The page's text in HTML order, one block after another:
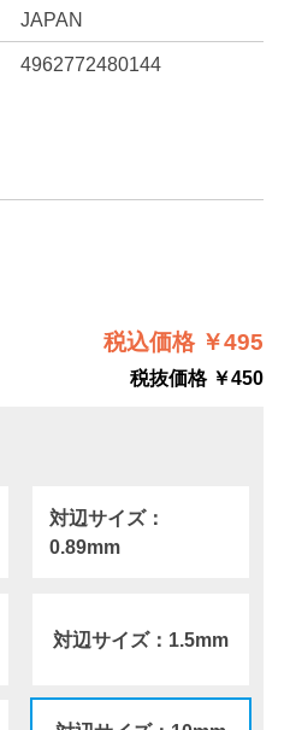
JAPAN
4962772480144
税込価格 ￥495
税抜価格 ￥450
対辺サイズ：
0.89mm
対辺サイズ：1.5mm